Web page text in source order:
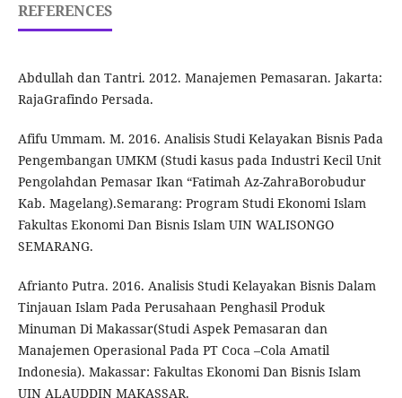
REFERENCES
Abdullah dan Tantri. 2012. Manajemen Pemasaran. Jakarta:
RajaGrafindo Persada.
Afifu Ummam. M. 2016. Analisis Studi Kelayakan Bisnis Pada
Pengembangan UMKM (Studi kasus pada Industri Kecil Unit
Pengolahdan Pemasar Ikan “Fatimah Az-ZahraBorobudur
Kab. Magelang).Semarang: Program Studi Ekonomi Islam
Fakultas Ekonomi Dan Bisnis Islam UIN WALISONGO
SEMARANG.
Afrianto Putra. 2016. Analisis Studi Kelayakan Bisnis Dalam
Tinjauan Islam Pada Perusahaan Penghasil Produk
Minuman Di Makassar(Studi Aspek Pemasaran dan
Manajemen Operasional Pada PT Coca –Cola Amatil
Indonesia). Makassar: Fakultas Ekonomi Dan Bisnis Islam
UIN ALAUDDIN MAKASSAR.